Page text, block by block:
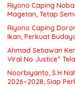
Riyono Caping
Magetan, Tetap
Riyono Caping
Ikan, Perkuat
Ahmad Setiawan
Viral No Justice”
Noorbiyanto, S.H
2026–2028, Siap